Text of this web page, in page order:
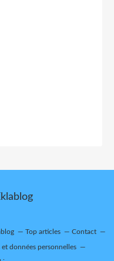
Top articles Contact
et données personnelles